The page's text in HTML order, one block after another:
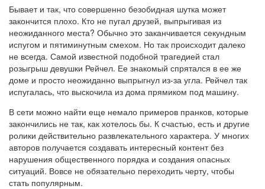
Бывает и так, что совершенно безобидная шутка может
закончится плохо. Кто не пугал друзей, выпрыгивая из
неожиданного места? Обычно это заканчивается секундным
испугом и пятиминутным смехом. Но так происходит далеко
не всегда. Самой известной подобной трагедией стал
розыгрыш девушки Рейчел. Ее знакомый спрятался в ее же
доме и просто неожиданно выпрыгнул из-за угла. Рейчел так
испугалась, что выскочила из дома прямиком под машину.
В сети можно найти еще немало примеров пранков, которые
закончились не так, как хотелось бы. К счастью, есть и другие
ролики действительно развлекательного характера. У многих
авторов получается создавать интересный контент без
нарушения общественного порядка и создания опасных
ситуаций. Вовсе не обязательно переходить черту, чтобы
стать популярным.